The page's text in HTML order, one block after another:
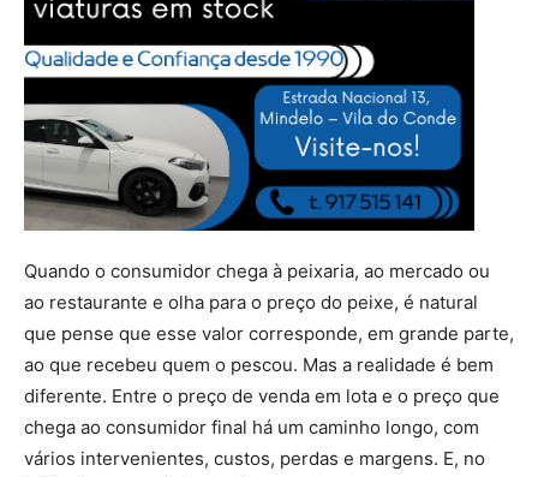
Quando o consumidor chega à peixaria, ao mercado ou
ao restaurante e olha para o preço do peixe, é natural
que pense que esse valor corresponde, em grande parte,
ao que recebeu quem o pescou. Mas a realidade é bem
diferente. Entre o preço de venda em lota e o preço que
chega ao consumidor final há um caminho longo, com
vários intervenientes, custos, perdas e margens. E, no